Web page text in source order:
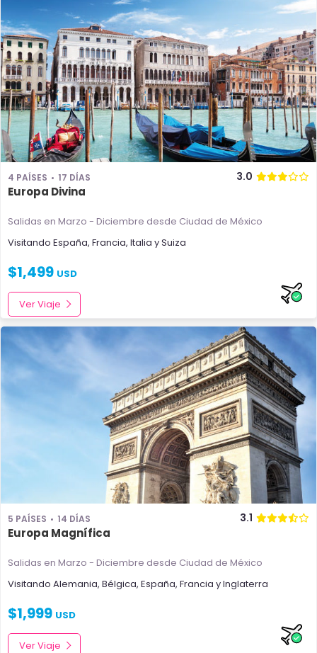
4 PAÍSES 17 DÍAS 3.0
Europa Divina
Salidas en Marzo - Diciembre desde Ciudad de México
Visitando España, Francia, Italia ySuiza
$1,499 USD
Ver Viaje
5 PAÍSES 14 DÍAS 3.1
Europa Magnífica
Salidas en Marzo - Diciembre desde Ciudad de México
Visitando Alemania, Bélgica, España, Francia yInglaterra
$1,999 USD
Ver Viaje